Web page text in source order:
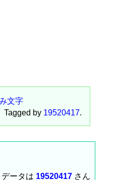
文字
Tagged by 19520417.
データは 19520417 さん